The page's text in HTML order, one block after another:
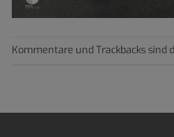
Kommentare und Trackbacks sind